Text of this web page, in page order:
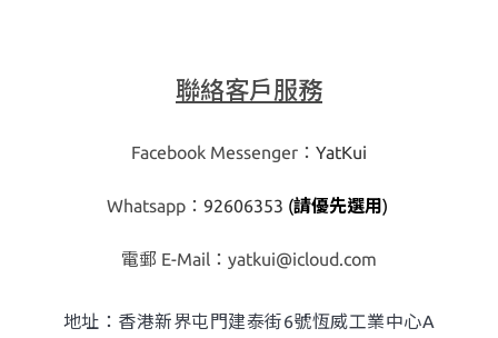
聯絡客戶服務
Facebook Messenger： YatKui
Whatsapp： 92606353 (請優先選用)
​電郵 E-Mail： yatkui@icloud.com
地址：香港新界屯門建泰街6號恆威工業中心A